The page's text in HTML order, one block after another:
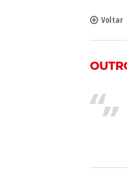
Voltar